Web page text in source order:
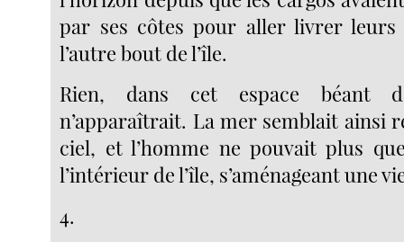
par ses côtes pour aller livrer leurs
l’autre bout de l’île.
Rien, dans cet espace béant
n’apparaîtrait. La mer semblait ainsi
ciel, et l’homme ne pouvait plus
l’intérieur de l’île, s’aménageant une
4.